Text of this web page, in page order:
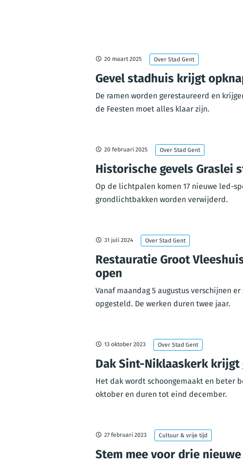
20 maart 2025 Over Stad Gent
Gevel stadhuis krijgt
De ramen worden gerestaureerd en
de Feesten moet alles klaar zijn.
20 februari 2025 Over Stad Gent
Historische gevels Graslei
Op de lichtpalen komen 17 nieuwe led-
grondlichtbakken worden verwijderd.
31 juli 2024 Over Stad Gent
Restauratie Groot
open
Vanaf maandag 5 augustus verschijnen
opgesteld. De werken duren twee jaar.
13 oktober 2023 Over Stad Gent
Dak Sint-Niklaaskerk
Het dak wordt schoongemaakt en beter
oktober en duren tot eind december.
27 februari 2023 Cultuur & vrije tijd
Stem mee voor drie